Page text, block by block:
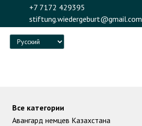
+7 7172 429395
stiftung.wiedergeburt@gmail.com
Language
Все категории
Авангард немцев Казахстана